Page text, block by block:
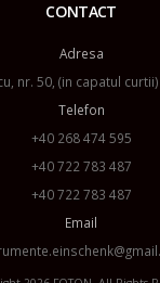
CONTACT
Adresa
nr. 50, (in capatul
Telefon
+40 268 474 595
+40 722 783 487
+40 722 783 487
Email